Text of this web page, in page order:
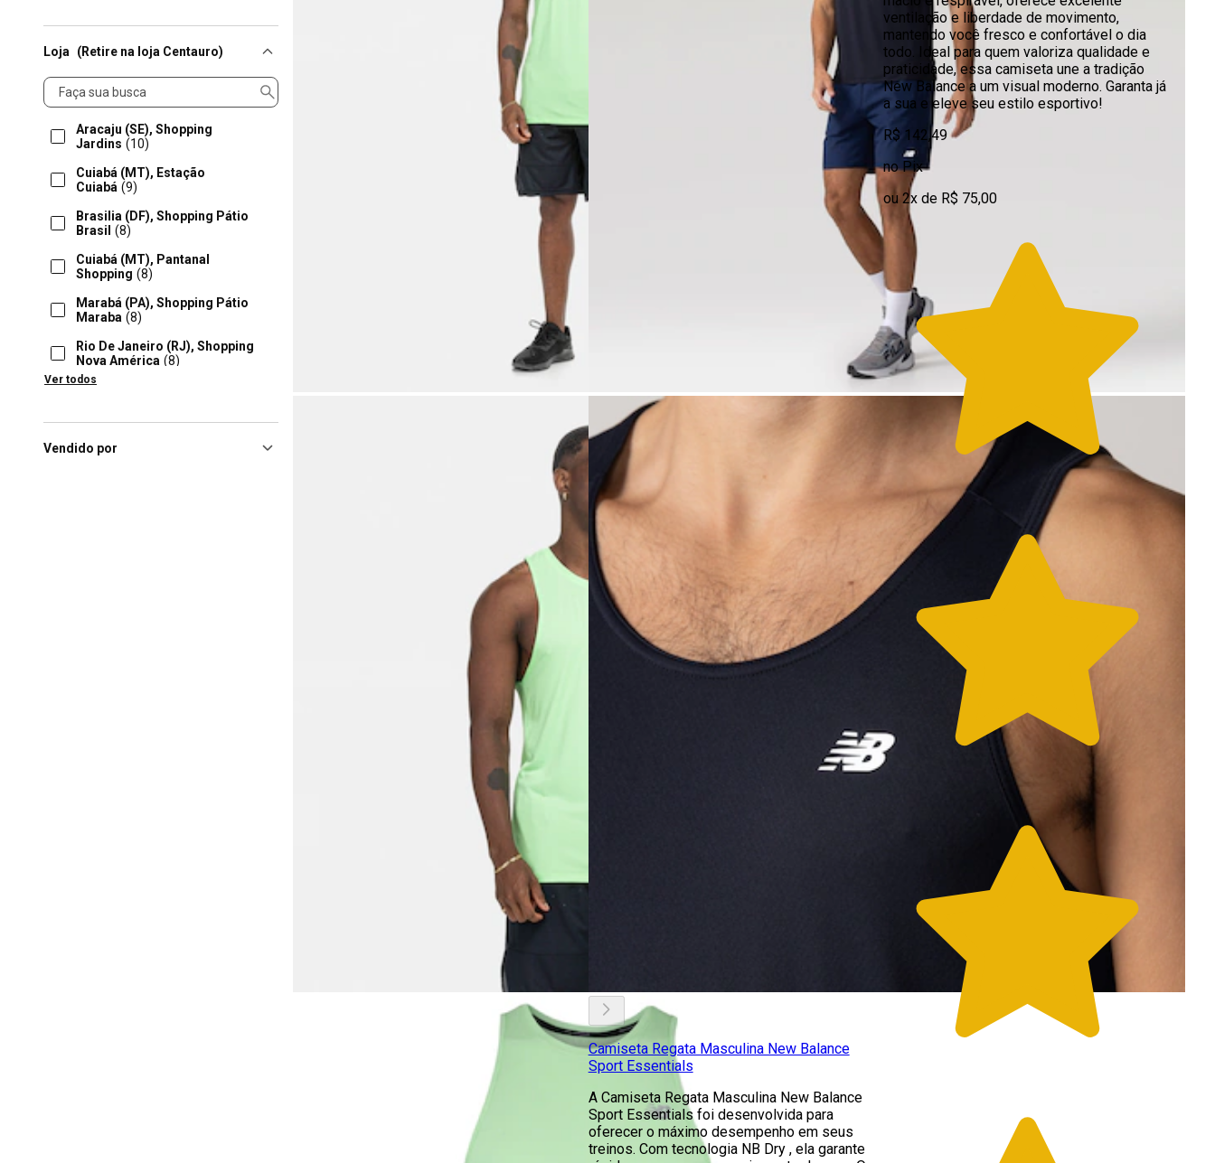
Loja (Retire na loja Centauro)
Loja
Aracaju (SE), Shopping
Jardins (10)
Cuiabá (MT), Estação
Cuiabá (9)
Brasilia (DF), Shopping Pátio
Brasil (8)
Cuiabá (MT), Pantanal
Shopping (8)
Marabá (PA), Shopping Pátio
Maraba (8)
Rio De Janeiro (RJ), Shopping
Nova América (8)
Brasilia (DF), Shopping
Shopping
Ver todos
Vendido por
Camiseta Regata Masculina New Balance
Sport Essentials
A Camiseta Regata Masculina New Balance
Sport Essentials foi desenvolvida para
oferecer o máximo desempenho em seus
treinos. Com tecnologia NB Dry , ela garante
ventilação e liberdade de movimento,
mantendo você fresco e confortável o dia
todo. Ideal para quem valoriza qualidade e
praticidade, essa camiseta une a tradição
New Balance a um visual moderno. Garanta já
a sua e eleve seu estilo esportivo!
R$ 142,49
no Pix
ou 2x de R$ 75,00